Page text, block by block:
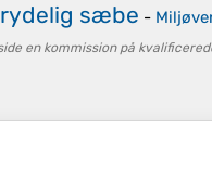
sæbe -
en kommission på